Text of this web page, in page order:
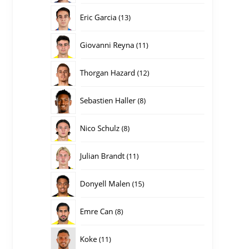
Eric Garcia 1313
Giovanni Reyna 1111
Thorgan Hazard 1212
Sebastien Haller 88
Nico Schulz 88
Julian Brandt 1111
Donyell Malen 1515
Emre Can 88
Koke 1111